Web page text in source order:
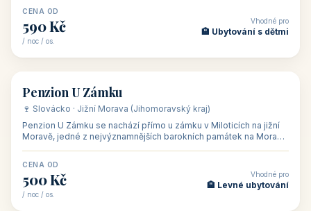
CENA OD
590 Kč
/ noc / os.
Vhodné pro
🏨 Ubytování s dětmi
🏡 penzion
Penzion U Zámku
🍷 Slovácko · Jižní Morava (Jihomoravský kraj)
Penzion U Zámku se nachází přímo u zámku v Miloticích na jižní
Moravě, jedné z nejvýznamnějších barokních památek na Moravě,
CENA OD
500 Kč
/ noc / os.
Vhodné pro
🏨 Levné ubytování